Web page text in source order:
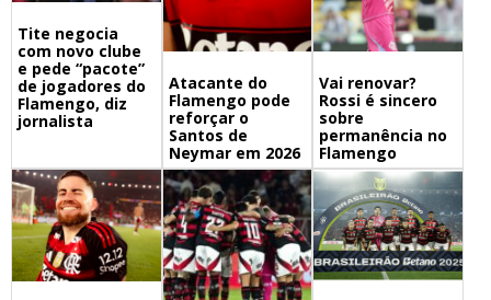
Tite negocia
com novo clube
e pede “pacote”
de jogadores do
Flamengo, diz
jornalista
Atacante do
Flamengo pode
reforçar o
Santos de
Neymar em 2026
Vai renovar?
Rossi é sincero
sobre
permanência no
Flamengo